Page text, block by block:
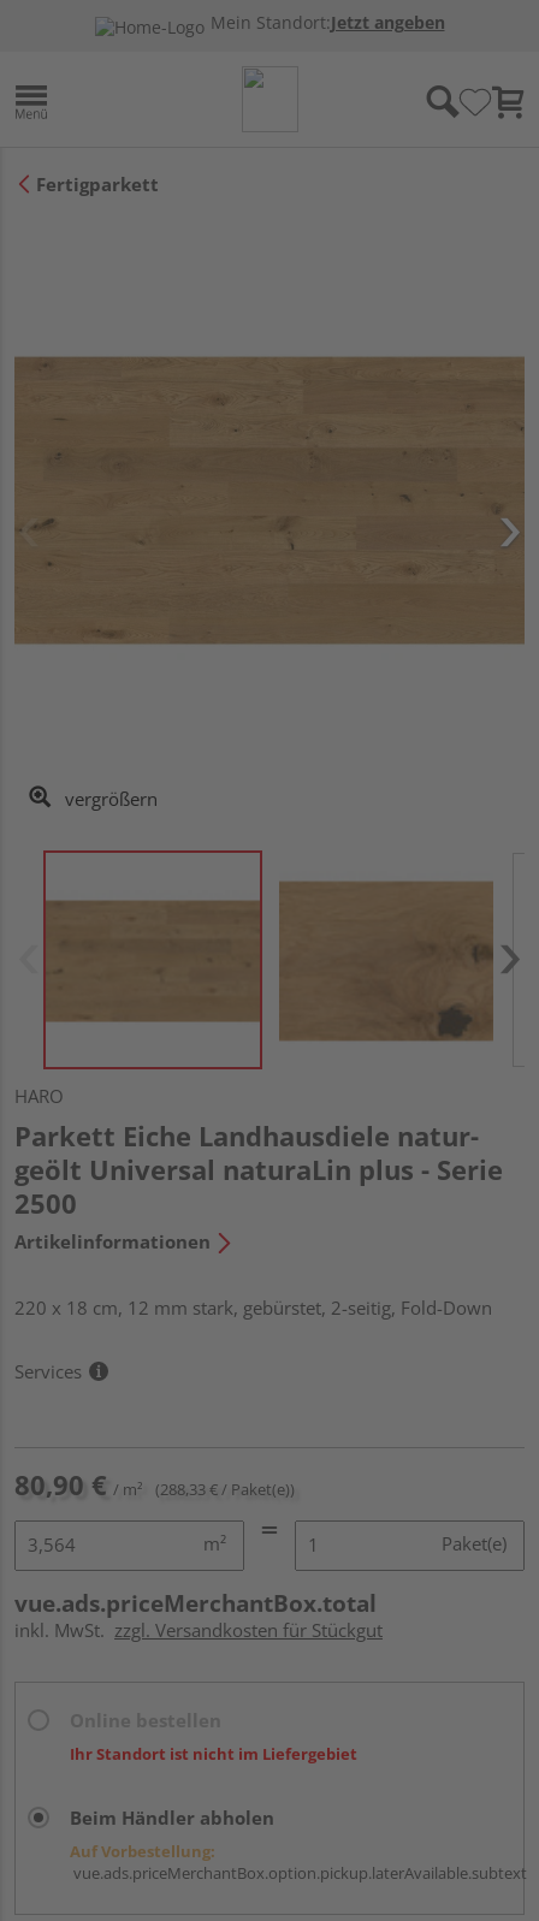
Mein Standort:Jetzt angeben
Fertigparkett
vergrößern
HARO
Parkett Eiche Landhausdiele natur-
geölt Universal naturaLin plus - Serie
2500
Artikelinformationen
220 x 18 cm, 12 mm stark, gebürstet, 2-seitig, Fold-Down
Services
80,90 € / m² (288,33 € / Paket(e))
m² Paket(e)
vue.ads.priceMerchantBox.total
inkl. MwSt. zzgl. Versandkosten für Stückgut
Ihr Standort ist nicht im Liefergebiet
Beim Händler abholen
Auf Vorbestellung:
vue.ads.priceMerchantBox.option.pickup.laterAvailable.subtext